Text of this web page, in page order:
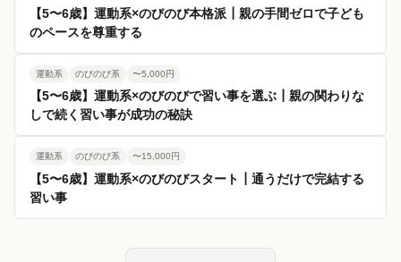
【5〜6歳】運動系×のびのび本格派┃親の手間ゼロで子ども
のペースを尊重する
運動系 のびのび系 〜5,000円
【5〜6歳】運動系×のびのびで習い事を選ぶ┃親の関わりな
しで続く習い事が成功の秘訣
運動系 のびのび系 〜15,000円
【5〜6歳】運動系×のびのびスタート┃通うだけで完結する
習い事